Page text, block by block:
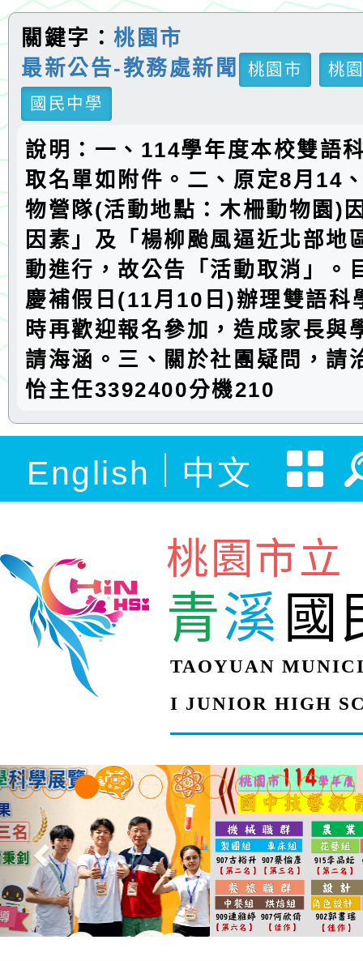
關鍵字：桃園市
最新公告-教務處新聞
桃園市
桃
國民中學
說明：一、114學年度本校雙語
取名單如附件。二、原定8月14
物營隊(活動地點：木柵動物園)
因素」及「楊柳颱風逼近北部地
動進行，故公告「活動取消」。
慶補假日(11月10日)辦理雙語科
時再歡迎報名參加，造成家長與
請海涵。三、關於社團疑問，請
怡主任3392400分機210
English 中文
桃園市立
青溪 國
TAOYUAN
I JUNIOR HIGH
【甄選結果(第4招)】
學年度第1學期第9次代
【甄選結果(第12招)】